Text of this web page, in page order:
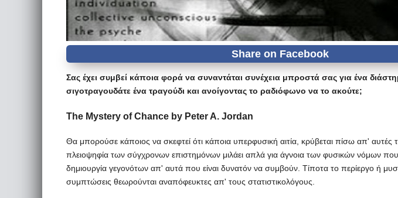
Σας έχει συμβεί κάποια φορά να συναντάται συνέχεια μπροστά σας για ένα
σιγοτραγουδάτε ένα τραγούδι και ανοίγοντας το ραδιόφωνο να το ακούτε;
The Mystery of Chance by Peter A. Jordan
Θα μπορούσε κάποιος να σκεφτεί ότι κάποια υπερφυσική αιτία, κρύβεται πίσω απ' αυτές
πλειοψηφία των σύγχρονων επιστημόνων μιλάει απλά για άγνοια των φυσικών νόμων
δημιουργία γεγονότων απ' αυτά που είναι δυνατόν να συμβούν. Τίποτα το περίεργο ή
συμπτώσεις θεωρούνται αναπόφευκτες απ' τους στατιστικολόγους.